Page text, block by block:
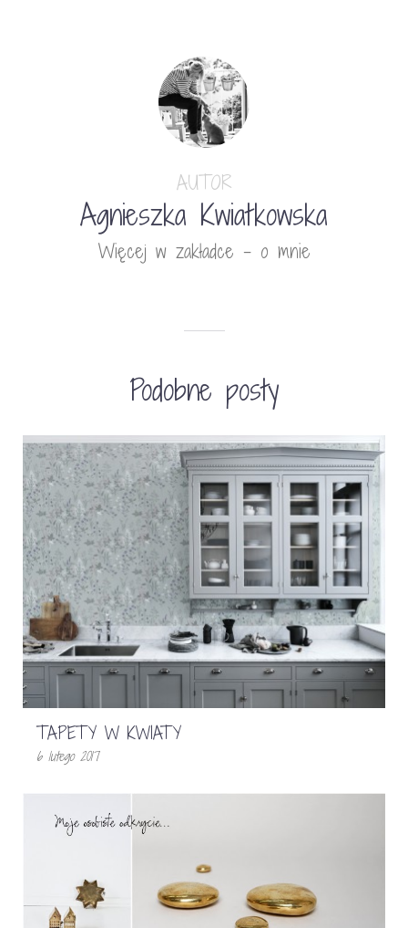
AUTOR
Agnieszka Kwiatkowska
Więcej w zakładce - o mnie
Podobne posty
TAPETY W KWIATY
6 lutego 2017